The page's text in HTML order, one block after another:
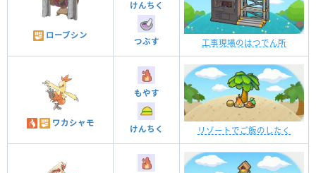
ローブシン
けんちく
つぶす 工事現場のはつでん所
ワカシャモ
もやす
けんちく リゾートでご飯のしたく